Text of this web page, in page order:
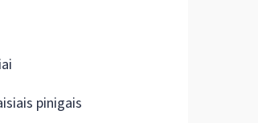
pinigais